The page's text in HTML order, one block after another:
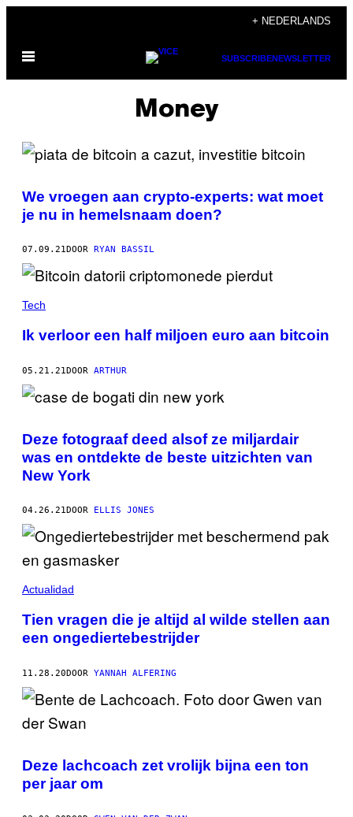
de
+ NEDERLANDS
Open
SUBSCRIBENEWSLETTER
Money
We vroegen aan crypto-experts: wat moet
je nu in hemelsnaam doen?
07.09.21DOOR RYAN BASSIL
Tech
Ik verloor een half miljoen euro aan bitcoin
05.21.21DOOR ARTHUR
Deze fotograaf deed alsof ze miljardair
was en ontdekte de beste uitzichten van
New York
04.26.21DOOR ELLIS JONES
Actualidad
Tien vragen die je altijd al wilde stellen aan
een ongediertebestrijder
11.28.20DOOR YANNAH ALFERING
Deze lachcoach zet vrolijk bijna een ton
per jaar om